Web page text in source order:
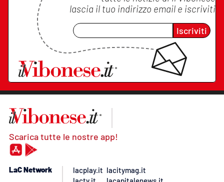
lascia il tuo indirizzo email e iscriviti
Iscriviti
Scarica tutte le nostre app!
LaC Network
lacplay.it lacitymag.it